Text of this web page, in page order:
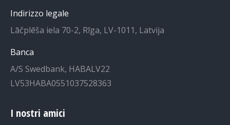
Indirizzo legale
Lāčplēša iela 70-2, Rīga, LV-1011, Latvija
Banca
A/S Swedbank, HABALV22
LV53HABA0551037528363
I nostri amici